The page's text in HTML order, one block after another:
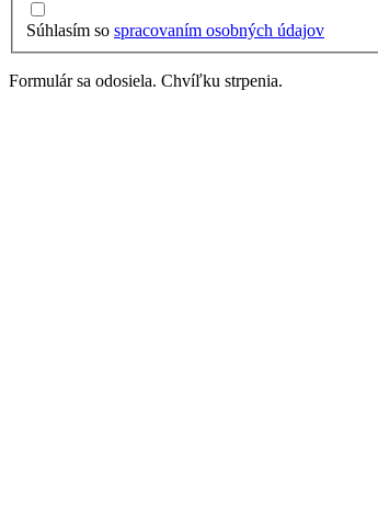
Súhlasím so spracovaním osobných údajov
Formulár sa odosiela. Chvíľku strpenia.